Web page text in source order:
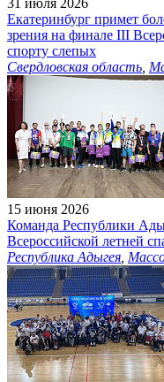
31 июля 2026
Екатеринбург примет
зрения на финале III
спорту слепых
Свердловская область
15 июня 2026
Команда Республики
Всероссийской летней
Республика Адыгея